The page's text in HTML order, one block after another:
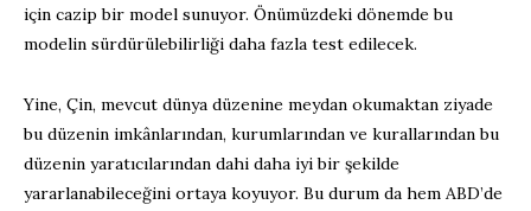
için cazip bir model sunuyor. Önümüzdeki dönemde bu
modelin sürdürülebilirliği daha fazla test edilecek.
Yine, Çin, mevcut dünya düzenine meydan okumaktan ziyade
bu düzenin imkânlarından, kurumlarından ve kurallarından bu
düzenin yaratıcılarından dahi daha iyi bir şekilde
yararlanabileceğini ortaya koyuyor. Bu durum da hem ABD’de